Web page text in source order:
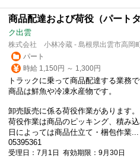
商品配達および荷役（パートタ
ク出雲
株式会社 小林冷蔵 - 島根県出雲市高岡
パート
時給 1,150円 ～ 1,300円
トラックに乗って商品配達する業務で
商品は鮮魚や冷凍水産物です。
卸売販売に係る荷役作業があります。
荷役作業は商品のピッキング、積み
日によっては商品仕立て・梱包作業
05395361
受理日：7月1日 有効期限：9月30日